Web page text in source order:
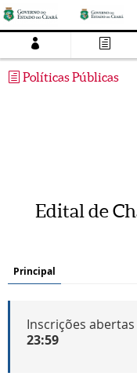
Políticas Públicas
Edital de
Principal
Inscrições
23:59